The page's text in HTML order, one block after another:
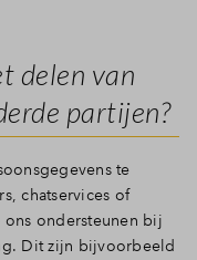
delen van
partijen?
te
chatservices of
ondersteunen bij
Dit zijn bijvoorbeeld